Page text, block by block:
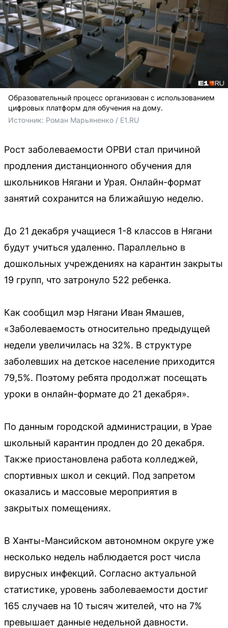
Образовательный процесс организован с использованием
цифровых платформ для обучения на дому.
Источник: Роман Марьяненко / E1.RU
Рост заболеваемости ОРВИ стал причиной
продления дистанционного обучения для
школьников Нягани и Урая. Онлайн-формат
занятий сохранится на ближайшую неделю.
До 21 декабря учащиеся 1-8 классов в Нягани
будут учиться удаленно. Параллельно в
дошкольных учреждениях на карантин закрыты
19 групп, что затронуло 522 ребенка.
Как сообщил мэр Нягани Иван Ямашев,
«Заболеваемость относительно предыдущей
недели увеличилась на 32%. В структуре
заболевших на детское население приходится
79,5%. Поэтому ребята продолжат посещать
уроки в онлайн-формате до 21 декабря».
По данным городской администрации, в Урае
школьный карантин продлен до 20 декабря.
Также приостановлена работа колледжей,
спортивных школ и секций. Под запретом
оказались и массовые мероприятия в
закрытых помещениях.
В Ханты-Мансийском автономном округе уже
несколько недель наблюдается рост числа
вирусных инфекций. Согласно актуальной
статистике, уровень заболеваемости достиг
165 случаев на 10 тысяч жителей, что на 7%
превышает данные недельной давности.